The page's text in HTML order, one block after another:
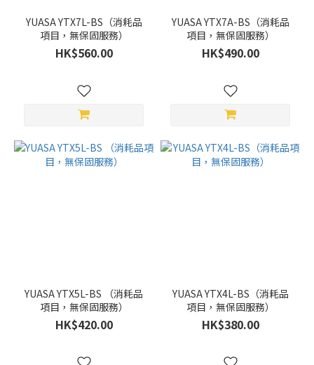
YUASA YTX7L-BS（消耗品
項目，無保固服務）
HK$560.00
YUASA YTX7A-BS（消耗品
項目，無保固服務）
HK$490.00
YUASA YTX5L-BS （消耗品
項目，無保固服務）
HK$420.00
YUASA YTX4L-BS（消耗品
項目，無保固服務）
HK$380.00